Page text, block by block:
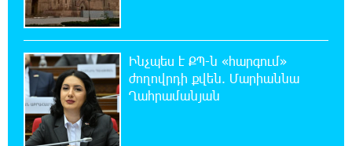
19:55:28 8-08-2026
Որոնվում է նախաձեռնված քրեական
վարույթի շրջանակներում
19:37:10 8-08-2026
Փաշինյանն ու Թրամփը հեռախոսազրույց
են ունեցել
Ինչպես է ՔՊ-ն «հարգում»
ժողովրդի քվեն. Մարիաննա
Ղահրամանյան